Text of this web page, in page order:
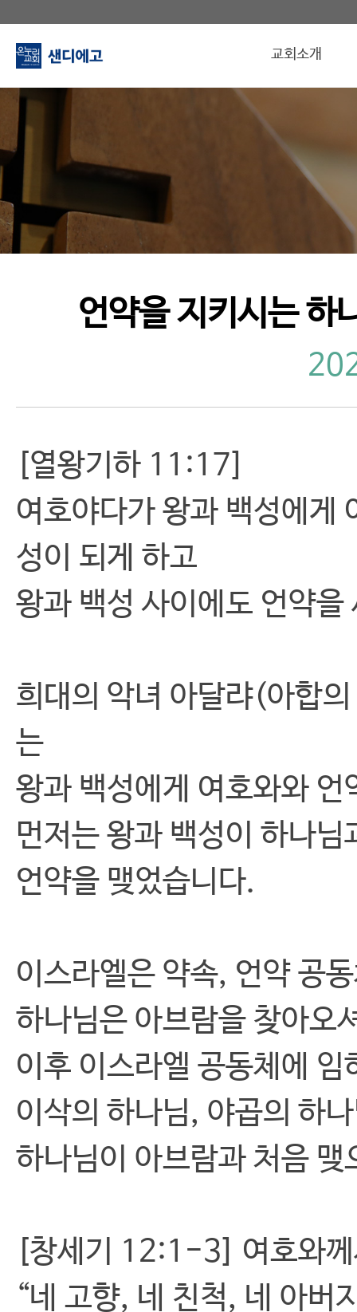
교회소개
언약을 지키시는 하
[열왕기하 11:17]
여호야다가 왕과 백성에게
성이 되게 하고
왕과 백성 사이에도 언약을
희대의 악녀 아달랴(아합
는
왕과 백성에게 여호와와
먼저는 왕과 백성이 하나
언약을 맺었습니다.
이스라엘은 약속, 언약 공
하나님은 아브람을 찾아
이후 이스라엘 공동체에
이삭의 하나님, 야곱의 하
하나님이 아브람과 처음
[창세기 12:1-3] 여호와
“네 고향, 네 친척, 네 아버